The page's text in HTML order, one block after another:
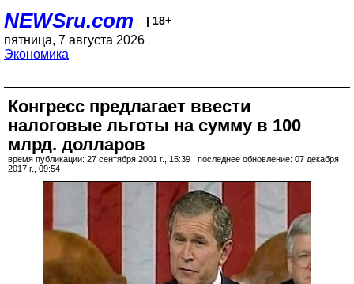
NEWSru.com | 18+
пятница, 7 августа 2026
Экономика
Конгресс предлагает ввести
налоговые льготы на сумму в 100
млрд. долларов
время публикации: 27 сентября 2001 г., 15:39 | последнее обновление: 07 декабря
2017 г., 09:54